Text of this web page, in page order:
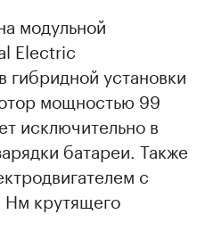
модульной
Electric
установки
мощностью 99
исключительно в
батареи. Также
с
Нм крутящего